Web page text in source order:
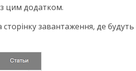
цим додатком.
завантаження, де будуть